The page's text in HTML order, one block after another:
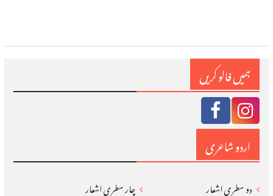
ہمیں فالو کریں
اردو شاعری
دو سطری اشعار
چار سطری اشعار